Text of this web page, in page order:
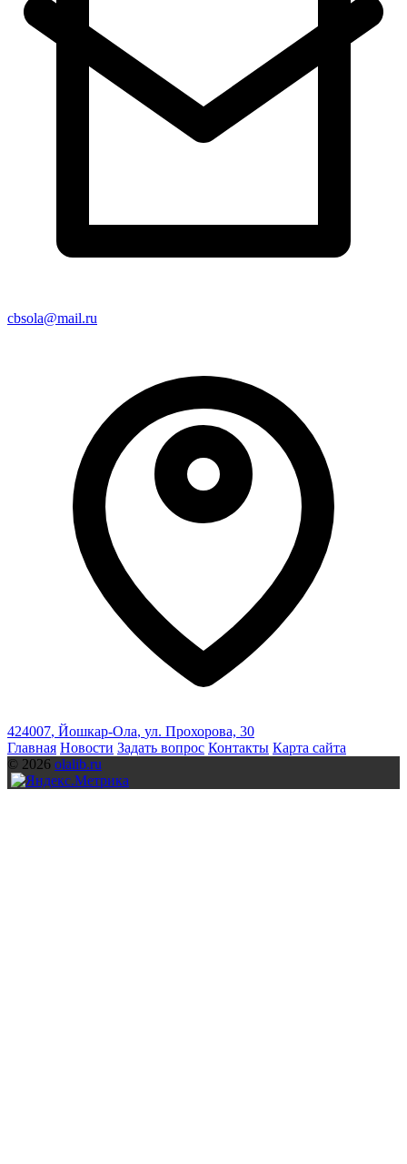
cbsola@mail.ru
424007, Йошкар-Ола, ул. Прохорова, 30
Главная Новости Задать вопрос Контакты Карта сайта
© 2026 olalib.ru